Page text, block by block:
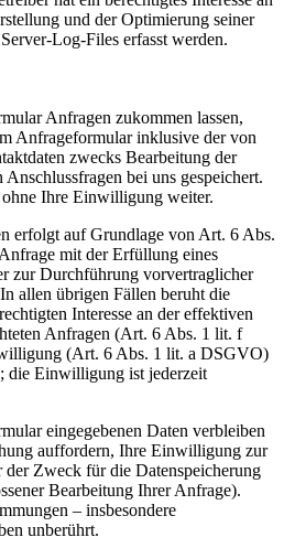
und der Optimierung seiner
Log-Files erfasst werden.
Anfragen zukommen lassen,
Anfrageformular inklusive der von
zwecks Bearbeitung der
bei uns gespeichert.
Ihre Einwilligung weiter.
erfolgt auf Grundlage von Art. 6 Abs.
mit der Erfüllung eines
zur Durchführung vorvertraglicher
allen übrigen Fällen beruht die
Interesse an der effektiven
Anfragen (Art. 6 Abs. 1 lit. f
(Art. 6 Abs. 1 lit. a DSGVO)
die Einwilligung ist jederzeit
eingegebenen Daten verbleiben
auffordern, Ihre Einwilligung zur
Zweck für die Datenspeicherung
Bearbeitung Ihrer Anfrage).
– insbesondere
unberührt.